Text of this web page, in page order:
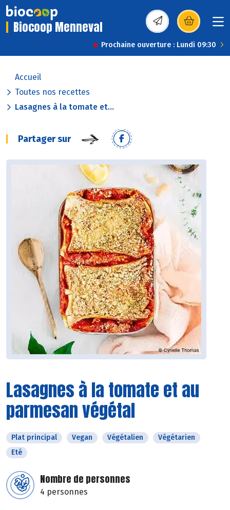
Biocoop Menneval (s’ouvre dans une
Prochaine ouverture : Lundi 09:30
Accueil
Toutes nos recettes
Lasagnes à la tomate et...
Partager sur
Lasagnes à la tomate et au
parmesan végétal
Plat principal Vegan Végétalien
Végétarien
Eté
Nombre de personnes
4 personnes